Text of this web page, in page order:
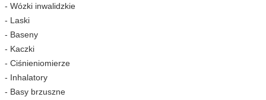
- Wózki inwalidzkie
- Laski
- Baseny
- Kaczki
- Ciśnieniomierze
- Inhalatory
- Basy brzuszne